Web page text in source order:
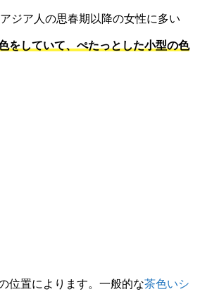
ジア人の思春期以降の女性に多い
をしていて、ぺたっとした小型の色
位置によります。一般的な茶色いシ